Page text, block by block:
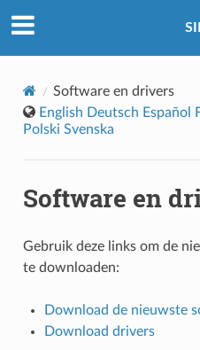
Software en drivers
English Deutsch Español
Polski Svenska
Software en
Gebruik deze links om de
te downloaden:
Download de nieuwste
Download drivers